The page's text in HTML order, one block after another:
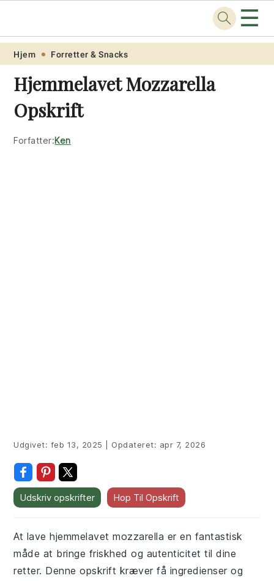
Skip
primary
navigation
Skip
main
content
Skip
primary
sidebar
Skip
footer
Opskrift.net ☰
Hjem Forretter & Snacks
Hjemmelavet Mozzarella
Opskrift
Forfatter:Ken
Udgivet: feb 13, 2025 Opdateret: apr 7, 2026
Udskriv opskrifter Hop Til Opskrift
At lave hjemmelavet mozzarella er en fantastisk
måde at bringe friskhed og autenticitet til dine
retter. Denne opskrift kræver få ingredienser og